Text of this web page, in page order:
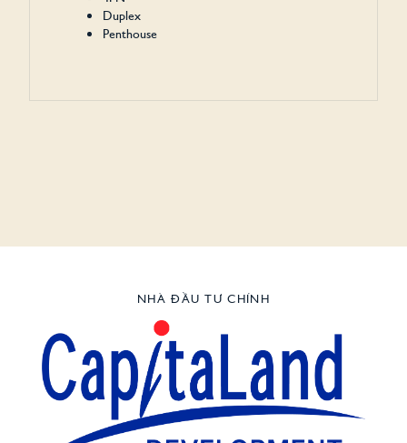
Duplex
Penthouse
NHÀ ĐẦU TƯ CHÍNH